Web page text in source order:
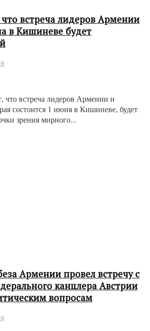
встреча лидеров Армении
в Кишиневе будет
встреча лидеров Армении и
состоится 1 июня в Кишиневе, будет
зрения мирного...
Армении провел встречу с
канцлера Австрии
вопросам